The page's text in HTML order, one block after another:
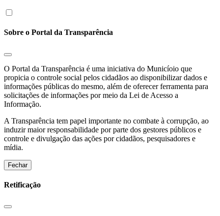
Sobre o Portal da Transparência
O Portal da Transparência é uma iniciativa do Municíoio que
propicia o controle social pelos cidadãos ao disponibilizar dados e
informações públicas do mesmo, além de oferecer ferramenta para
solicitações de informações por meio da Lei de Acesso a
Informação.
A Transparência tem papel importante no combate à corrupção, ao
induzir maior responsabilidade por parte dos gestores públicos e
controle e divulgação das ações por cidadãos, pesquisadores e
mídia.
Fechar
Retificação